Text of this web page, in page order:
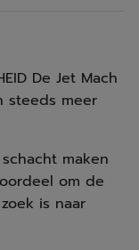
De Jet Mach
steeds meer
maken
om de
is naar